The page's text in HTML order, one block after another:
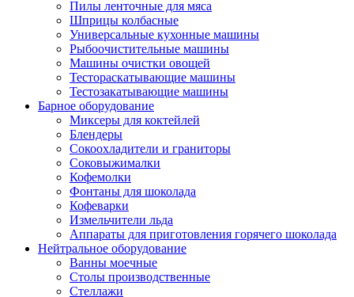
Пилы ленточные для мяса
Шприцы колбасные
Универсальные кухонные машины
Рыбоочистительные машины
Машины очистки овощей
Тестораскатывающие машины
Тестозакатывающие машины
Барное оборудование
Миксеры для коктейлей
Блендеры
Сокоохладители и граниторы
Соковыжималки
Кофемолки
Фонтаны для шоколада
Кофеварки
Измельчители льда
Аппараты для приготовления горячего шоколада
Нейтральное оборудование
Ванны моечные
Столы производственные
Стеллажи